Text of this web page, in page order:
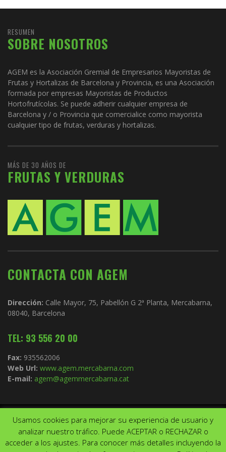
RESUMEN
SOBRE NOSOTROS
AGEM es la Asociación Gremial de Empresarios Mayoristas de
Frutas y Hortalizas de Barcelona y Provincia, es una Asociación
formada por empresas Mayoristas de Productos
Hortofrutícolas. Se puede adherir cualquier empresa de
Barcelona y / o Provincia que comercialice como mayorista
cualquier tipo de frutas, verduras y hortalizas.
MÁS DE 30 AÑOS DE
FRUTAS Y VERDURAS
CONTACTA CON AGEM
Dirección: Calle Mayor, 75, Pabellón G 2ª Planta, Mercabarna,
08040, Barcelona
TEL: 93 556 20 00
Fax: 935562006
Web Url: www.agem.mercabarna.com
E-mail: agem@agemmercabarna.cat
Copyright © 2021.AGEM. Todos los derechos reservados. Diseño de
Aviso LegalPolítica de privacidad
Usamos cookies para mejorar su experiencia de usuario y
analizar nuestro tráfico. Puede ACEPTAR o RECHAZAR o
acceder a los ajustes. Para conocer más detalles incluyendo la